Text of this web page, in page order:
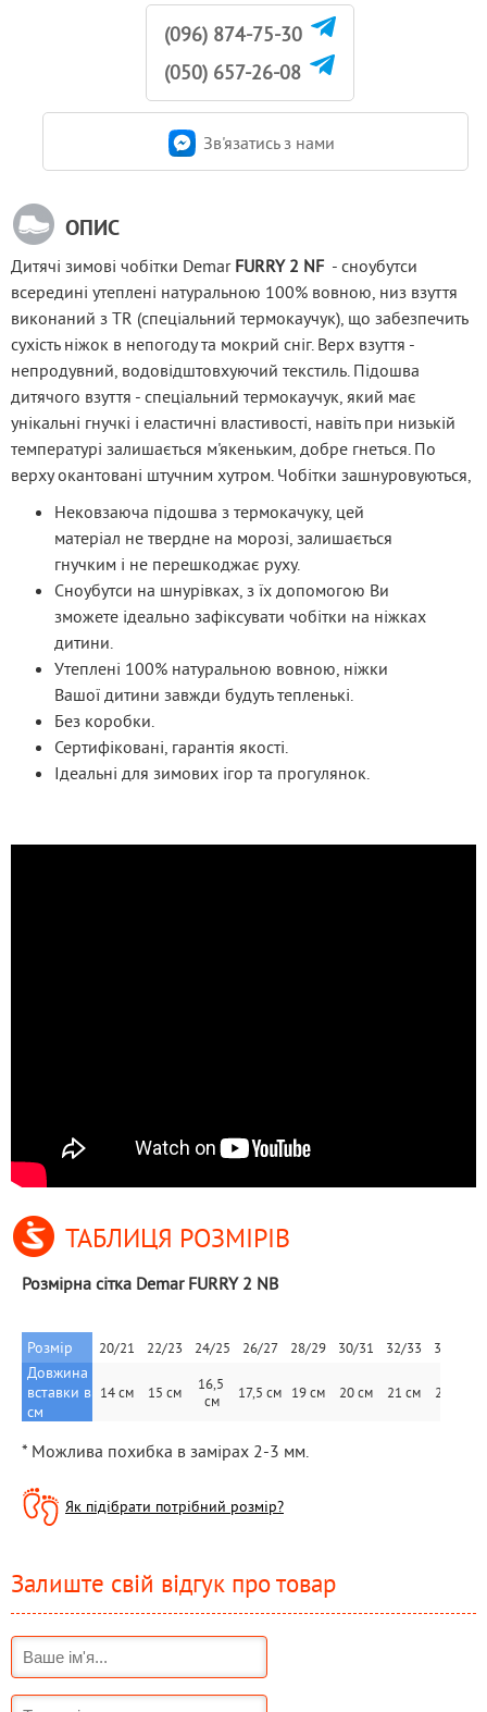
(096) 874-75-30
(050) 657-26-08
Зв'язатись з нами
ОПИС
Дитячі зимові чобітки Demar FURRY 2 NF - сноубутси
всередині утеплені натуральною 100% вовною, низ взуття
виконаний з TR (спеціальний термокаучук), що забезпечить
сухість ніжок в непогоду та мокрий сніг. Верх взуття -
непродувний, водовідштовхуючий текстиль. Підошва
дитячого взуття - спеціальний термокаучук, який має
унікальні гнучкі і еластичні властивості, навіть при низькій
температурі залишається м'якеньким, добре гнеться. По
верху окантовані штучним хутром. Чобітки зашнуровуються,
Нековзаюча підошва з термокачуку, цей
матеріал не твердне на морозі, залишається
гнучким і не перешкоджає руху.
Сноубутси на шнурівках, з їх допомогою Ви
зможете ідеально зафіксувати чобітки на ніжках
дитини.
Утеплені 100% натуральною вовною, ніжки
Вашої дитини завжди будуть тепленькі.
Без коробки.
Сертифіковані, гарантія якості.
Ідеальні для зимових ігор та прогулянок.
ТАБЛИЦЯ РОЗМІРІВ
Розмірна сітка Demar FURRY 2 NB
Розмір 20/21 22/23 24/25 26/27 28/29 30/31 32/33 34/35
Довжина
вставки в
см
14 см 15 см
16,5
см
17,5 см 19 см 20 см 21 см 22 см
* Можлива похибка в замірах 2-3 мм.
Як підібрати потрібний розмір?
Залиште свій відгук про товар